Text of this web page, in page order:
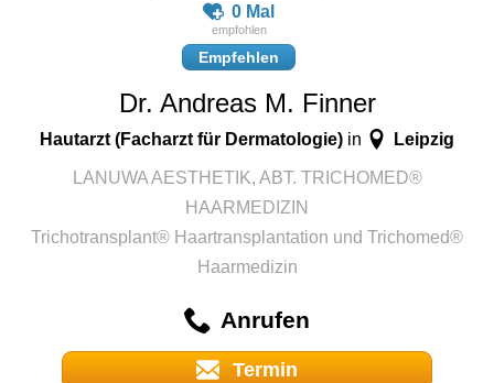
0 Mal
Empfehlen
Dr. Andreas M. Finner
Hautarzt (Facharzt für Dermatologie)in Leipzig
LANUWA AESTHETIK, ABT. TRICHOMED®
HAARMEDIZIN
Trichotransplant® Haartransplantation und Trichomed®
Haarmedizin
Anrufen
Termin